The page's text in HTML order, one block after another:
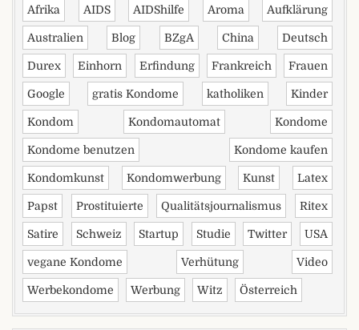
Afrika AIDS AIDShilfe Aroma Aufklärung
Australien Blog BZgA China Deutsch
Durex Einhorn Erfindung Frankreich Frauen
Google gratis Kondome katholiken Kinder
Kondom Kondomautomat Kondome
Kondome benutzen Kondome kaufen
Kondomkunst Kondomwerbung Kunst Latex
Papst Prostituierte Qualitätsjournalismus Ritex
Satire Schweiz Startup Studie Twitter USA
vegane Kondome Verhütung Video
Werbekondome Werbung Witz Österreich